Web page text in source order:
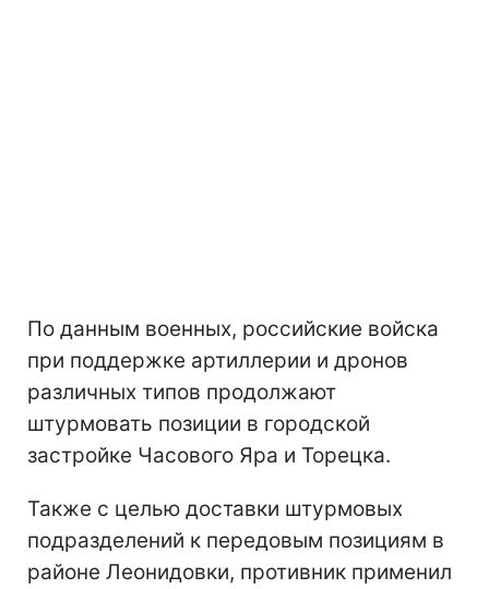
По данным военных, российские войска
при поддержке артиллерии и дронов
различных типов продолжают
штурмовать позиции в городской
застройке Часового Яра и Торецка.
Также с целью доставки штурмовых
подразделений к передовым позициям в
районе Леонидовки, противник применил